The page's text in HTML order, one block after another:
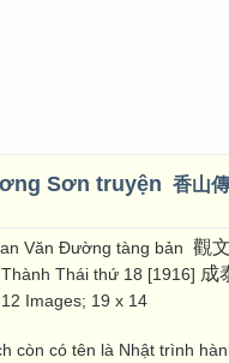
Sơn truyện 香山傳
Văn Đường tàng bản 觀
Thành Thái thứ 18 [1916] 成
12 Images; 19 x 14
còn có tên là Nhật trình